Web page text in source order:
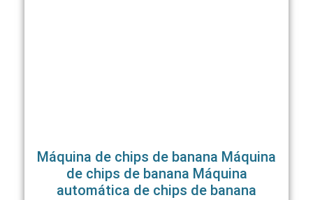
Máquina de chips de banana Máquina
de chips de banana Máquina
automática de chips de banana